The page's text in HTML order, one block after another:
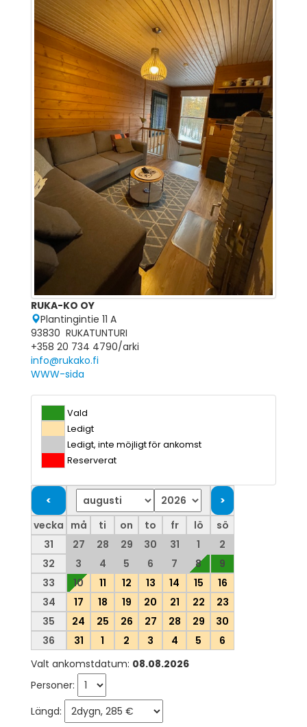
RUKA-KO OY
Plantingintie 11 A
93830 RUKATUNTURI
+358 20 734 4790/arki
info@rukako.fi
WWW-sida
Vald
Ledigt
Ledigt, inte möjligt för ankomst
Reserverat
vecka må ti on to fr lö
sö
31
27 28 29 30 31 1
2
32
3 4 5 6 7 8
9
33
10 11 12 13 14 15
16
34
17 18 19 20 21 22
23
35
24 25 26 27 28 29
30
36
31 1 2 3 4 5
6
Valt ankomstdatum: 08.08.2026
Personer:
Längd: